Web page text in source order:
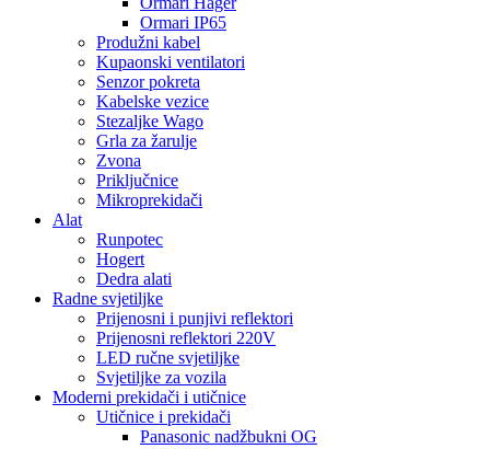
Ormari IP65
Produžni kabel
Kupaonski ventilatori
Senzor pokreta
Kabelske vezice
Stezaljke Wago
Grla za žarulje
Zvona
Priključnice
Mikroprekidači
Alat
Runpotec
Hogert
Dedra alati
Radne svjetiljke
Prijenosni i punjivi reflektori
Prijenosni reflektori 220V
LED ručne svjetiljke
Svjetiljke za vozila
Moderni prekidači i utičnice
Utičnice i prekidači
Panasonic nadžbukni OG